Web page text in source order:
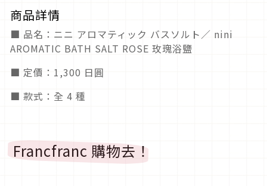
商品詳情
■ 品名：ニニ アロマティック バスソルト／ nini
AROMATIC BATH SALT ROSE 玫瑰浴鹽
■ 定價：1,300 日圓
■ 款式：全 4 種
Francfranc 購物去！